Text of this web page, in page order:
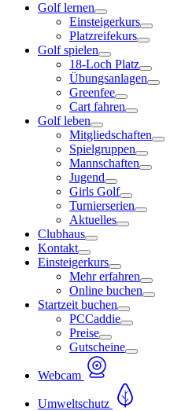
Golf lernen
Einsteigerkurs
Platzreifekurs
Golf spielen
18-Loch Platz
Übungsanlagen
Greenfee
Cart fahren
Golf leben
Mitgliedschaften
Spielgruppen
Mannschaften
Jugend
Girls Golf
Turnierserien
Aktuelles
Clubhaus
Kontakt
Einsteigerkurs
Mehr erfahren
Online buchen
Startzeit buchen
PCCaddie
Preise
Gutscheine
Webcam
Umweltschutz